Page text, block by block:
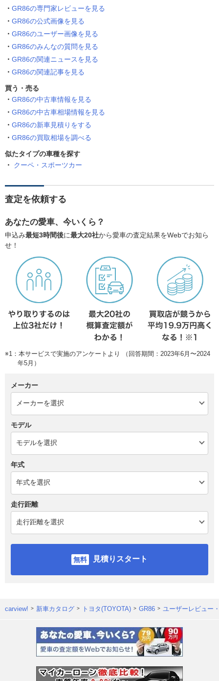
GR86の専門家レビューを見る
GR86の公式画像を見る
GR86のユーザー画像を見る
GR86のみんなの質問を見る
GR86の関連ニュースを見る
GR86の関連記事を見る
買う・売る
GR86の中古車情報を見る
GR86の中古車相場情報を見る
GR86の新車見積りをする
GR86の買取相場を調べる
似たタイプの車種を探す
クーペ・スポーツカー
査定を依頼する
あなたの愛車、今いくら？
申込み最短3時間後に最大20社から愛車の査定結果をWebでお知ら
せ！
※1：本サービスで実施のアンケートより （回答期間：2023年6月〜2024
年5月）
メーカー
モデル
年式
走行距離
見積りスタート
carview! 新車カタログ トヨタ(TOYOTA) GR86 ユーザーレビュー